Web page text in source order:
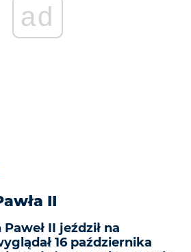
ad
II
II jeździł na
16 października